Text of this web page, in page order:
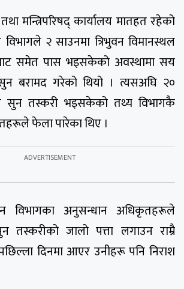
तथा मन्त्रिपरिषद् कार्यालय मातहत रहेको
२ साउनमा त्रिभुवन विमानस्थल
समेत पास भइसकेको अवस्थामा सय
बरामद गरेको थियो । त्यसअघि २०
सुन तस्करी भइसकेको तथ्य विभागकै
फेला पारेका थिए ।
विभागका अनुसन्धान अधिकृतहरूले
तस्करीको जालो पत्ता लगाउन राम्रै
दिनमा आएर उनीहरू पनि निराश